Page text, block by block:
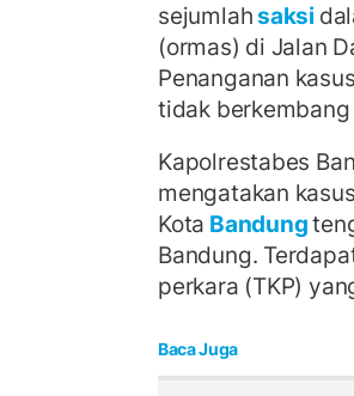
sejumlahsaksi
(ormas) di Jalan
Penanganan
tidak
Kapolrestabes
mengatakan
Kota Bandung
Bandung.
perkara (TKP)
Baca Juga